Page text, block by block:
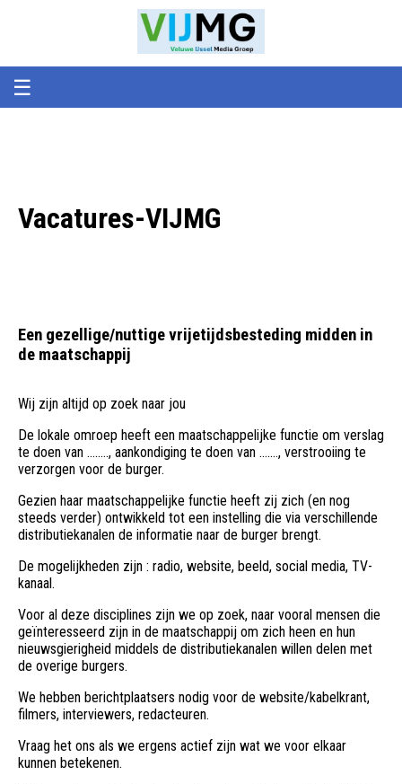
☰
Vacatures-VIJMG
Een gezellige/nuttige vrijetijdsbesteding midden in
de maatschappij
Wij zijn altijd op zoek naar jou
De lokale omroep heeft een maatschappelijke functie om verslag
te doen van ........, aankondiging te doen van ......., verstrooiing te
verzorgen voor de burger.
Gezien haar maatschappelijke functie heeft zij zich (en nog
steeds verder) ontwikkeld tot een instelling die via verschillende
distributiekanalen de informatie naar de burger brengt.
De mogelijkheden zijn : radio, website, beeld, social media, TV-
kanaal.
Voor al deze disciplines zijn we op zoek, naar vooral mensen die
geïnteresseerd zijn in de maatschappij om zich heen en hun
nieuwsgierigheid middels de distributiekanalen willen delen met
de overige burgers.
We hebben berichtplaatsers nodig voor de website/kabelkrant,
filmers, interviewers, redacteuren.
Vraag het ons als we ergens actief zijn wat we voor elkaar
kunnen betekenen.